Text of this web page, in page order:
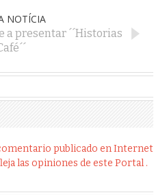
NOTÍCIA
a presentar ´´Historias
publicado en Internet
las opiniones de este Portal .